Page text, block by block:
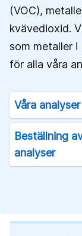
(VOC),
kvävedioxid.
som metaller
för alla våra
Våra analyser
Beställning
analyser